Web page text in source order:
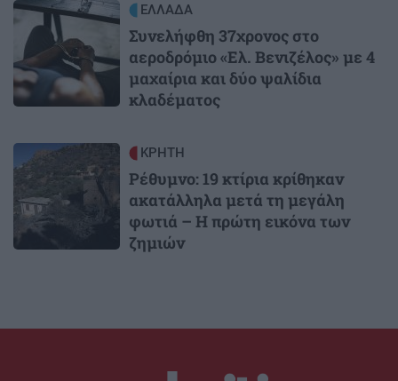
Image ΕΛΛΑΔΑ
Συνελήφθη 37χρονος στο
αεροδρόμιο «Ελ. Βενιζέλος» με 4
μαχαίρια και δύο ψαλίδια
κλαδέματος
Image ΚΡΗΤΗ
Ρέθυμνο: 19 κτίρια κρίθηκαν
ακατάλληλα μετά τη μεγάλη
φωτιά – Η πρώτη εικόνα των
ζημιών